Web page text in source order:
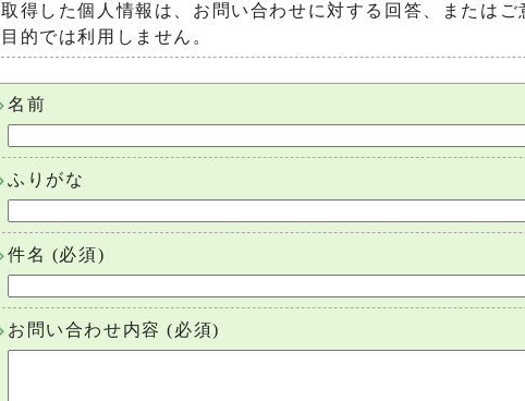
取得した個人情報は、お問い合わせに対する回答、または
目的では利用しません。
名前
ふりがな
件名 (必須)
お問い合わせ内容 (必須)